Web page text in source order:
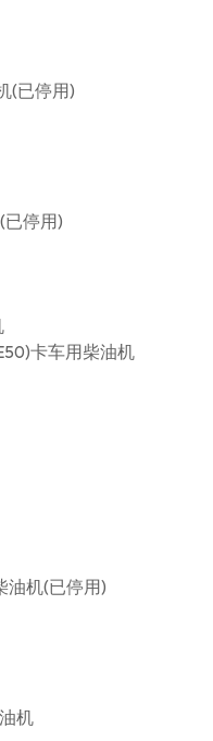
(已停用)
已停用)
卡车用柴油机
油机(已停用)
机